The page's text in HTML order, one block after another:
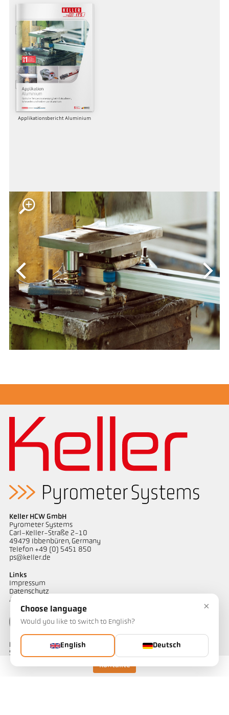
Kontakte
Applikationsbericht Aluminium
Keller HCW GmbH
Pyrometer Systems
Carl-Keller-Straße 2-10
49479 Ibbenbüren, Germany
Telefon +49 (0) 5451 850
ps@keller.de
Links
Impressum
Datenschutz
AGB
Sie haben Fragen zu unseren Temperaturmesslösungen oder ein
×
Choose language
Would you like to switch to English?
English Deutsch